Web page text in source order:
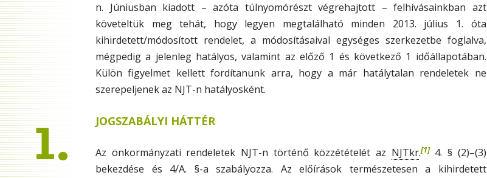
n. Júniusban kiadott – azóta túlnyomórészt végrehajtott – felhívásainkban azt
követeltük meg tehát, hogy legyen megtalálható minden 2013. július 1. óta
kihirdetett/módosított rendelet, a módosításaival egységes szerkezetbe foglalva,
mégpedig a jelenleg hatályos, valamint az előző 1 és következő 1 időállapotában.
Külön figyelmet kellett fordítanunk arra, hogy a már hatálytalan rendeletek ne
szerepeljenek az NJT-n hatályosként.
1. JOGSZABÁLYI HÁTTÉR
Az önkormányzati rendeletek NJT-n történő közzétételét az NJTkr.[1]4. § (2)–(3)
bekezdése és 4/A. §-a szabályozza. Az előírások természetesen a kihirdetett